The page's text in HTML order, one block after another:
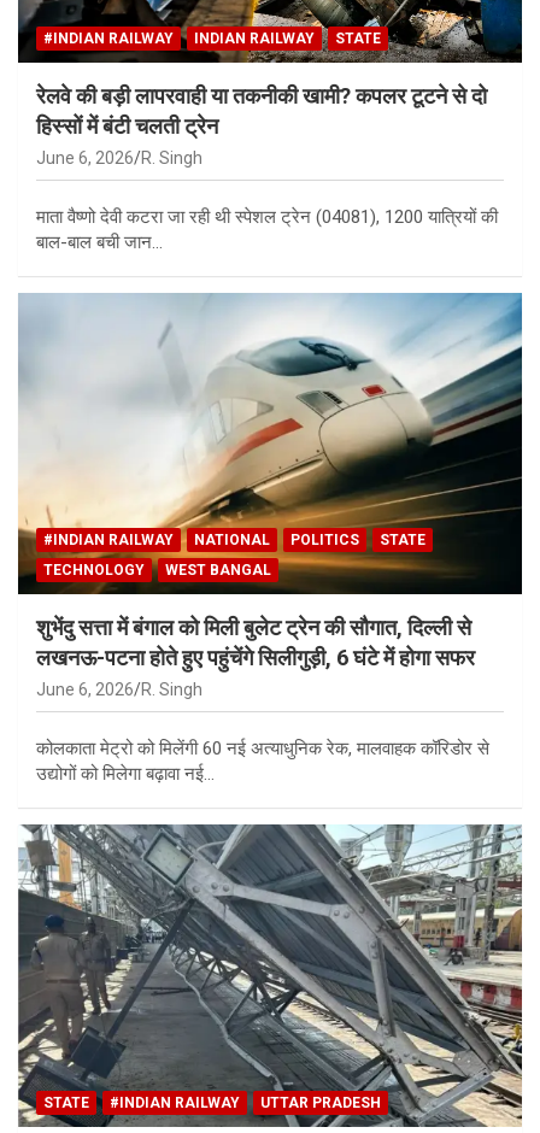
#INDIAN RAILWAY INDIAN RAILWAY STATE
रेलवे की बड़ी लापरवाही या तकनीकी खामी? कपलर टूटने से दो
हिस्सों में बंटी चलती ट्रेन
June 6, 2026 R. Singh
माता वैष्णो देवी कटरा जा रही थी स्पेशल ट्रेन (04081), 1200 यात्रियों की
बाल-बाल बची जान…
#INDIAN RAILWAY NATIONAL POLITICS
STATE
TECHNOLOGY
WEST BANGAL
शुभेंदु सत्ता में बंगाल को मिली बुलेट ट्रेन की सौगात, दिल्ली से
लखनऊ-पटना होते हुए पहुंचेंगे सिलीगुड़ी, 6 घंटे में होगा सफर
June 6, 2026 R. Singh
कोलकाता मेट्रो को मिलेंगी 60 नई अत्याधुनिक रेक, मालवाहक कॉरिडोर से
उद्योगों को मिलेगा बढ़ावा नई…
STATE #INDIAN RAILWAY UTTAR PRADESH